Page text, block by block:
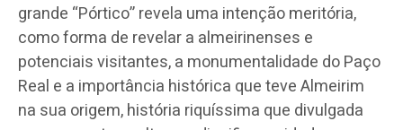
grande “Pórtico” revela uma intenção meritória,
como forma de revelar a almeirinenses e
potenciais visitantes, a monumentalidade do Paço
Real e a importância histórica que teve Almeirim
na sua origem, história riquíssima que divulgada